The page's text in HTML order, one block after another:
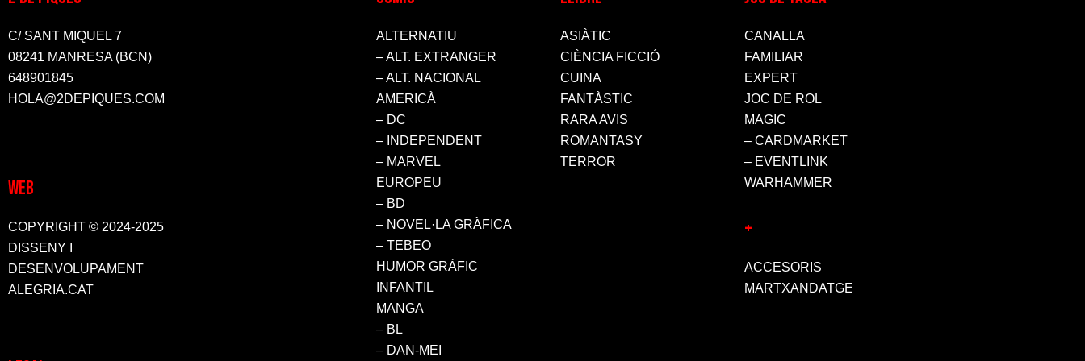
C/ SANT MIQUEL 7
08241 MANRESA (BCN)
648901845
HOLA@2DEPIQUES.COM
WEB
COPYRIGHT © 2024-2025
DISSENY I
DESENVOLUPAMENT
ALEGRIA.CAT
ALTERNATIU
– ALT. EXTRANGER
– ALT. NACIONAL
AMERICÀ
– DC
– INDEPENDENT
– MARVEL
EUROPEU
– BD
– NOVEL·LA GRÀFICA
– TEBEO
HUMOR GRÀFIC
INFANTIL
MANGA
– BL
– DAN-MEI
ASIÀTIC
CIÈNCIA FICCIÓ
CUINA
FANTÀSTIC
RARA AVIS
ROMANTASY
TERROR
CANALLA
FAMILIAR
EXPERT
JOC DE ROL
MAGIC
– CARDMARKET
– EVENTLINK
WARHAMMER
+
ACCESORIS
MARTXANDATGE